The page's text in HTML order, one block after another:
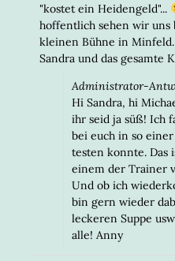
"kostet ein Heidengeld"...
hoffentlich sehen wir uns
kleinen Bühne in
Sandra und das gesamte
Administrator-
Hi Sandra, hi
ihr seid ja süß! Ich
bei euch in so
testen konnte. Das
einem der Trainer
Und ob ich
bin gern wieder
leckeren Suppe usw
alle! Anny